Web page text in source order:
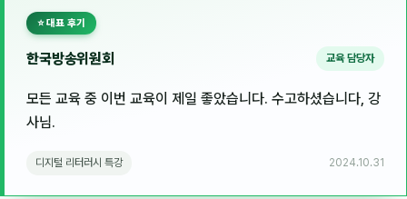
노준영
민광동
⭐ 대표 후기
한국방송위원회 교육 담당자
모든 교육 중 이번 교육이 제일 좋았습니다. 수고하셨습니다, 강
사님.
디지털 리터러시 특강 2024.10.31